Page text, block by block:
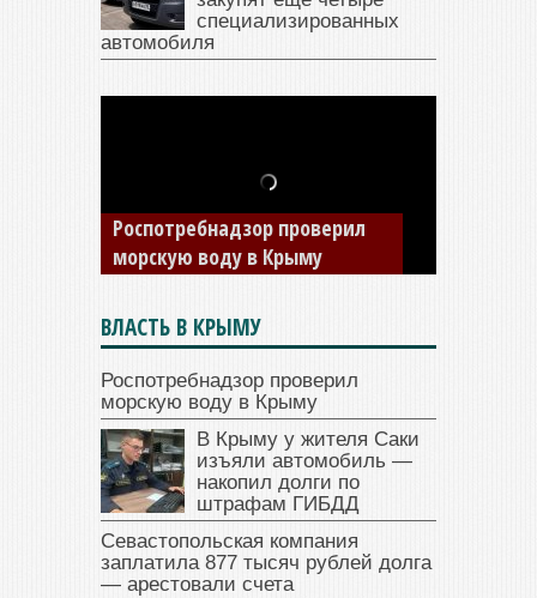
специализированных
автомобиля
В Крыму у жителя Саки
изъяли автомобиль —
накопил долги по штрафам
ГИБДД
ВЛАСТЬ В КРЫМУ
Роспотребнадзор проверил
морскую воду в Крыму
В Крыму у жителя Саки
изъяли автомобиль —
накопил долги по
штрафам ГИБДД
Севастопольская компания
заплатила 877 тысяч рублей долга
— арестовали счета